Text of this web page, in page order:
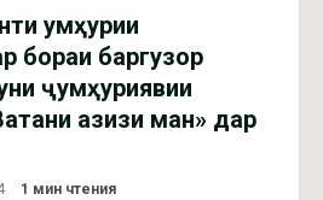
Ҷумҳурии
бораи баргузор
ҷумҳуриявии
азизи ман» дар
1 мин чтения